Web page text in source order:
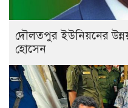
দৌলতপুর ইউনিয়নের
হোসেন